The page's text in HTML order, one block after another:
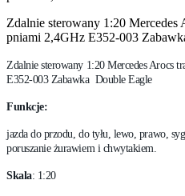
Zdalnie sterowany 1:20 Mercedes
pniami 2,4GHz E352-003
Zdalnie sterowany 1:20 Mercedes Arocs
E352-003 Zabawka Double Eagle
Funkcje:
jazda do przodu, do tyłu, lewo, prawo,
poruszanie żurawiem i chwytakiem.
Skala: 1:20